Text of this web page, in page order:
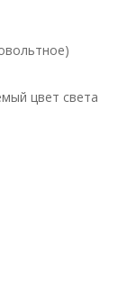
цвет света